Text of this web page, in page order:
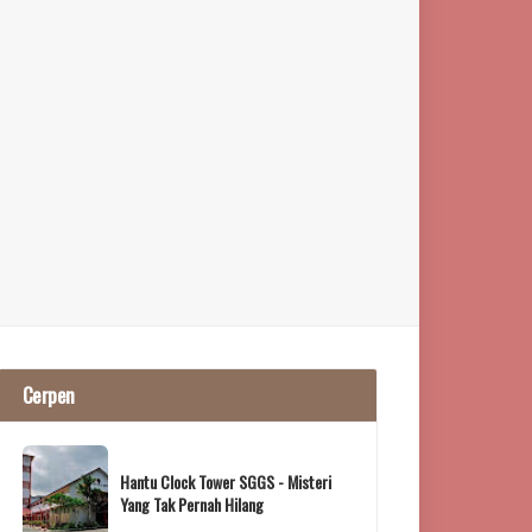
Cerpen
Hantu Clock Tower SGGS - Misteri
Yang Tak Pernah Hilang